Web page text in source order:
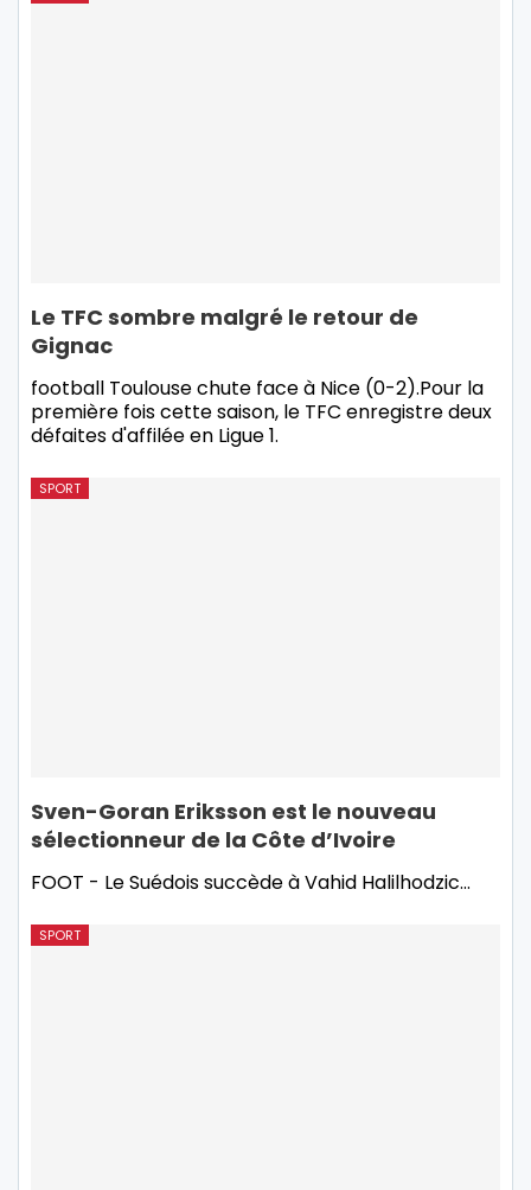
Le TFC sombre malgré le retour de
Gignac
football Toulouse chute face à Nice (0-2).Pour la
première fois cette saison, le TFC enregistre deux
défaites d'affilée en Ligue 1.
SPORT
Sven-Goran Eriksson est le nouveau
sélectionneur de la Côte d’Ivoire
FOOT - Le Suédois succède à Vahid Halilhodzic...
SPORT